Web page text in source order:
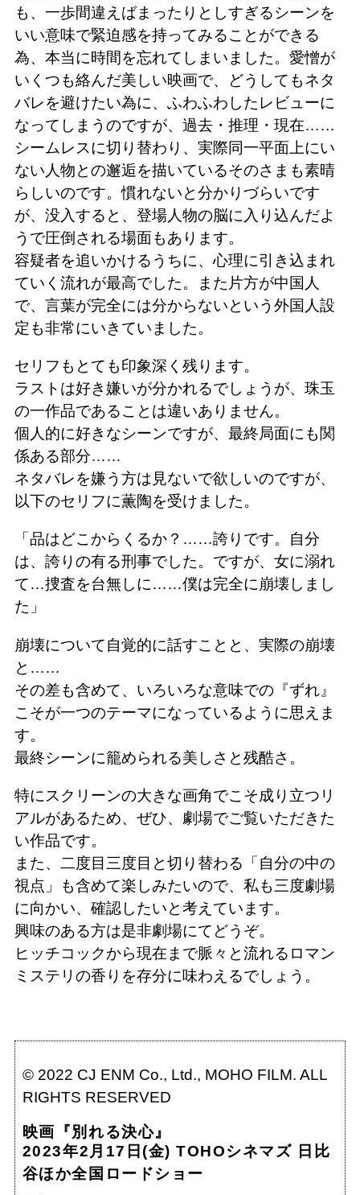
も、一歩間違えばまったりとしすぎるシーンを
いい意味で緊迫感を持ってみることができる
為、本当に時間を忘れてしまいました。愛憎が
いくつも絡んだ美しい映画で、どうしてもネタ
バレを避けたい為に、ふわふわしたレビューに
なってしまうのですが、過去・推理・現在……
シームレスに切り替わり、実際同一平面上にい
ない人物との邂逅を描いているそのさまも素晴
らしいのです。慣れないと分かりづらいです
が、没入すると、登場人物の脳に入り込んだよ
うで圧倒される場面もあります。
容疑者を追いかけるうちに、心理に引き込まれ
ていく流れが最高でした。また片方が中国人
で、言葉が完全には分からないという外国人設
定も非常にいきていました。
セリフもとても印象深く残ります。
ラストは好き嫌いが分かれるでしょうが、珠玉
の一作品であることは違いありません。
個人的に好きなシーンですが、最終局面にも関
係ある部分……
ネタバレを嫌う方は見ないで欲しいのですが、
以下のセリフに薫陶を受けました。
「品はどこからくるか？……誇りです。自分
は、誇りの有る刑事でした。ですが、女に溺れ
て…捜査を台無しに……僕は完全に崩壊しまし
た」
崩壊について自覚的に話すことと、実際の崩壊
と……
その差も含めて、いろいろな意味での『ずれ』
こそが一つのテーマになっているように思えま
す。
最終シーンに籠められる美しさと残酷さ。
特にスクリーンの大きな画角でこそ成り立つリ
アルがあるため、ぜひ、劇場でご覧いただきた
い作品です。
また、二度目三度目と切り替わる「自分の中の
視点」も含めて楽しみたいので、私も三度劇場
に向かい、確認したいと考えています。
興味のある方は是非劇場にてどうぞ。
ヒッチコックから現在まで脈々と流れるロマン
ミステリの香りを存分に味わえるでしょう。
映画『別れる決心』
2023年2月17日(金)TOHOシネマズ 日比
谷ほか全国ロードショー
© 2022 CJ ENM Co., Ltd., MOHO FILM. ALL
RIGHTS RESERVED